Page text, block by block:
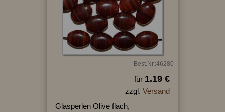
Best.Nr.:46280
für 1.19 €
zzgl. Versand
Glasperlen Olive flach,